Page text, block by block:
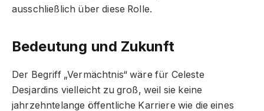
ausschließlich über diese Rolle.
Bedeutung und Zukunft
Der Begriff „Vermächtnis“ wäre für Celeste
Desjardins vielleicht zu groß, weil sie keine
jahrzehntelange öffentliche Karriere wie die eines